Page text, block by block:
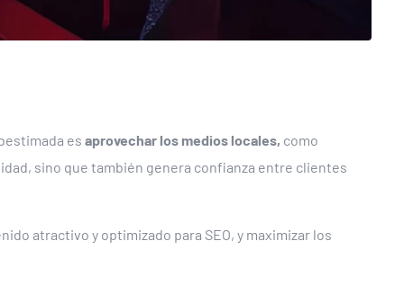
es aprovechar los medios locales, como
sino que también genera confianza entre clientes
atractivo y optimizado para SEO, y maximizar los